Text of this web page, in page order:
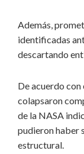
Además,
identificadas
descartando
De acuerdo
colapsaron
de la NASA
pudieron haber
estructural.